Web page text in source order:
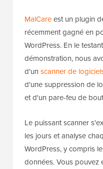
MalCareest un plugin
récemment gagné en
WordPress. En le
démonstration, nous
d'un scanner de
d'une suppression de
et d'un pare-feu de
Le puissant scanner
les jours et analyse
WordPress, y compris
données. Vous pouvez